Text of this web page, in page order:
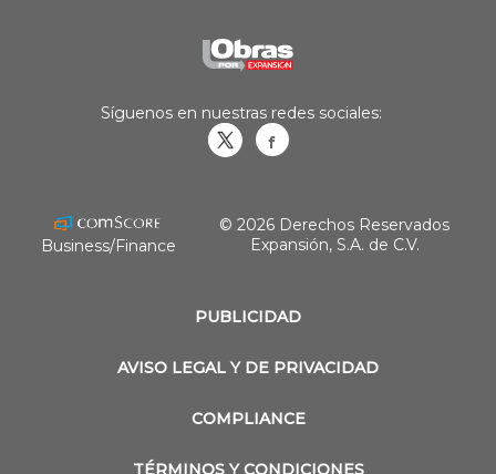
PUBLICIDAD
AVISO LEGAL Y DE PRIVACIDAD
COMPLIANCE
TÉRMINOS Y CONDICIONES
Síguenos en nuestras redes sociales:
Business/Finance
© 2026 Derechos Reservados
Expansión, S.A. de C.V.